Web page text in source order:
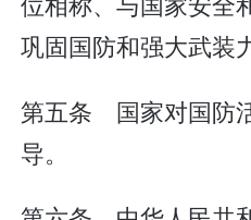
巩固国防和强大武装
第五条 国家对国防
导。